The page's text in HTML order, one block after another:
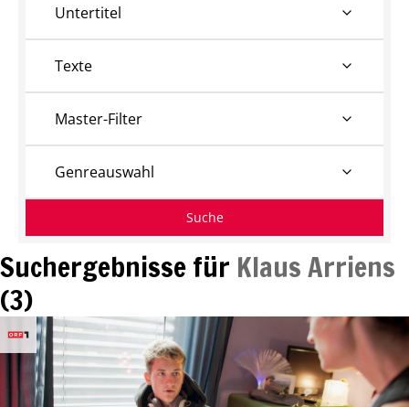
Suchergebnisse für Klaus Arriens
(3)
Untertitel
Texte
Master-Filter
Genreauswahl
Suche